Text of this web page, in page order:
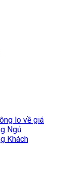
lo về giá
Ngủ
Khách